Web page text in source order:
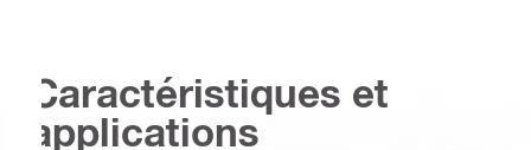
Caractéristiques et
applications